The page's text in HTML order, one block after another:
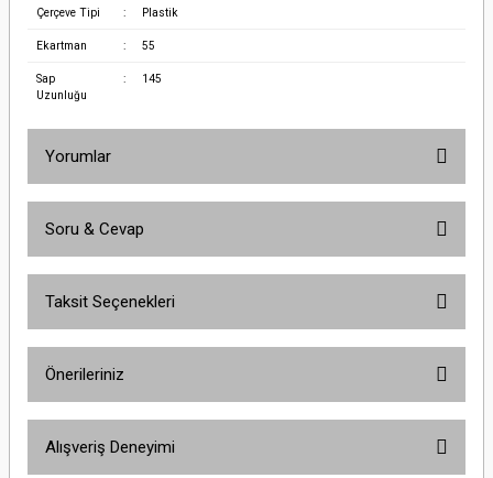
Çerçeve Tipi : Plastik
Ekartman : 55
Sap
Uzunluğu
: 145
Yorumlar
Soru & Cevap
Taksit Seçenekleri
Önerileriniz
yetersiz gördüğünüz noktaları öneri formunu kullanarak tarafımıza
Alışveriş Deneyimi